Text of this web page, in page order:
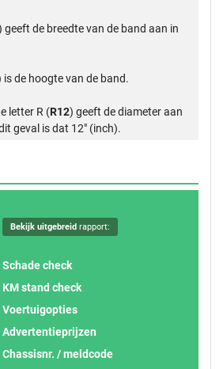
geeft de breedte van de band aan in
is de hoogte van de band.
letter R (R12) geeft de diameter aan
geval is dat 12" (inch).
Bekijk uitgebreid rapport:
Schade check
KM stand check
Voertuigopties
Advertentieprijzen
Chassisnr. / meldcode